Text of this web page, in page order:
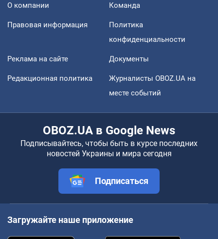
О компании Команда
Правовая информация
Политика
конфиденциальности
Реклама на сайте Документы
Редакционная политика
Журналисты OBOZ.UA на
месте событий
OBOZ.UA в Google News
Подписывайтесь, чтобы быть в курсе последних
новостей Украины и мира сегодня
Подписаться
Загружайте наше приложение